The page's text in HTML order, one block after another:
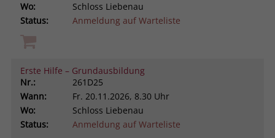
Wo:
Schloss Liebenau
Status:
Anmeldung auf Warteliste
Erste Hilfe – Grundausbildung
Nr.:
261D25
Wann:
Fr. 20.11.2026, 8.30 Uhr
Wo:
Schloss Liebenau
Status:
Anmeldung auf Warteliste